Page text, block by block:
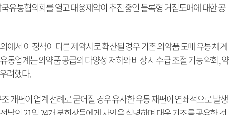
유통협의회를 열고 대웅제약이 추진 중인 블록형 거점도매에 대한 공
에서 이 정책이 다른 제약사로 확산될 경우 기존 의약품 도매 유통 체계
통업계는 의약품 공급의 다양성 저하와 비상 시 수급 조절 기능 약화, 약
려했다.
개편이 업계 선례로 굳어질 경우 유사한 유통 재편이 연쇄적으로 발생